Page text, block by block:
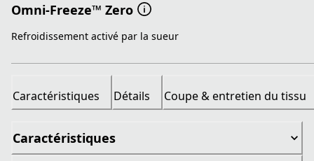
Omni-Freeze™ Zero
Refroidissement activé par la sueur
Caractéristiques Détails Coupe & entretien du tissu
Caractéristiques